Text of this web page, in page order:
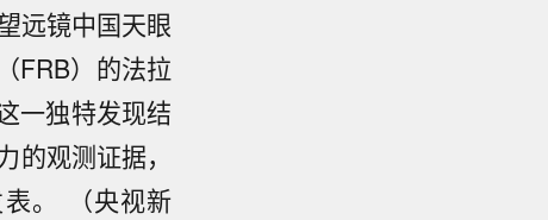
远镜中国天眼
FRB）的法拉
一独特发现结
观测证据，
。 （央视新